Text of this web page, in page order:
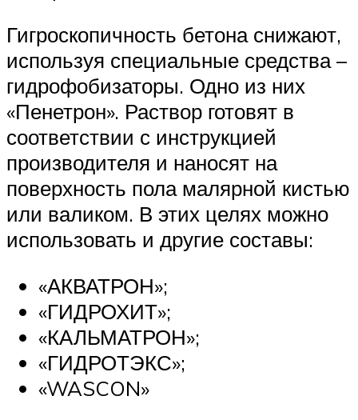
Гигроскопичность бетона снижают,
используя специальные средства –
гидрофобизаторы. Одно из них
«Пенетрон». Раствор готовят в
соответствии с инструкцией
производителя и наносят на
поверхность пола малярной кистью
или валиком. В этих целях можно
использовать и другие составы:
«АКВАТРОН»;
«ГИДРОХИТ»;
«КАЛЬМАТРОН»;
«ГИДРОТЭКС»;
«WASCON»